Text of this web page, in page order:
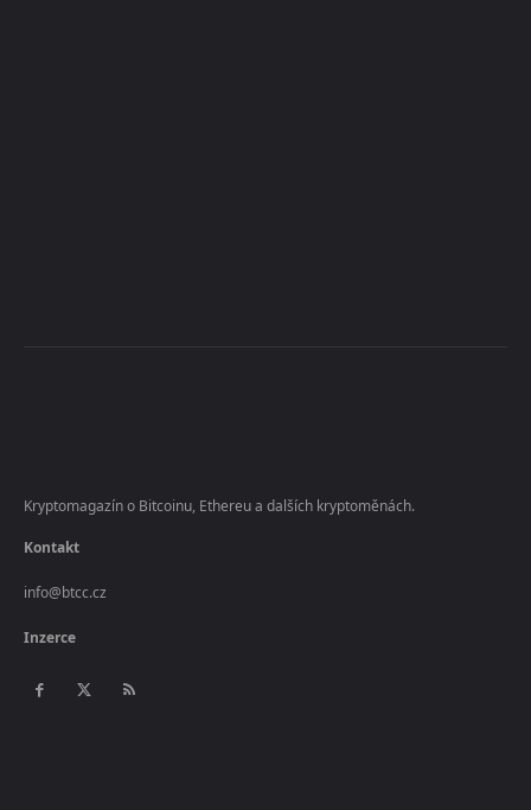
Kryptomagazín o Bitcoinu, Ethereu a dalších kryptoměnách.
Kontakt
info@btcc.cz
Inzerce